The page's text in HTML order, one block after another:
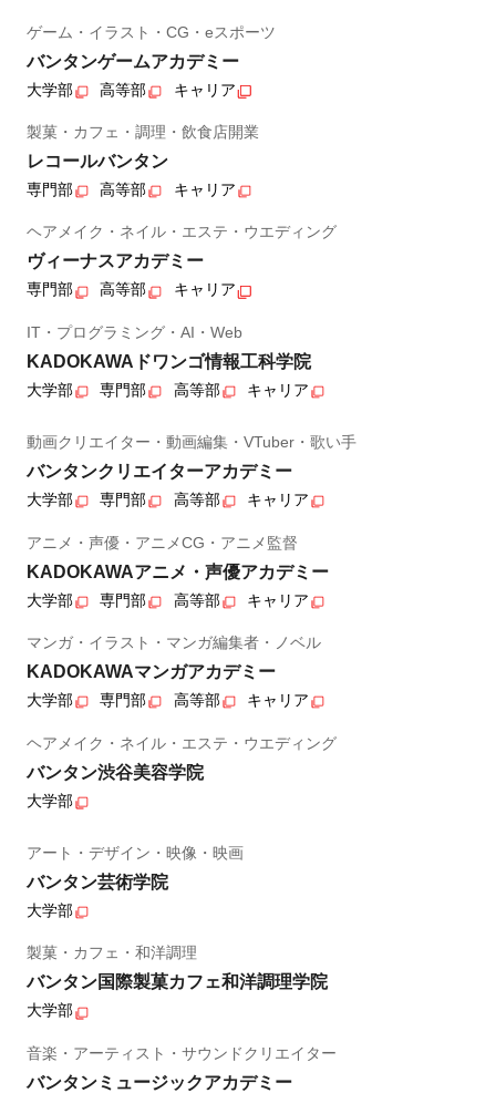
ゲーム・イラスト・CG・eスポーツ
バンタンゲームアカデミー
大学部 高等部 キャリア
製菓・カフェ・調理・飲食店開業
レコールバンタン
専門部 高等部 キャリア
ヘアメイク・ネイル・エステ・ウエディング
ヴィーナスアカデミー
専門部 高等部 キャリア
IT・プログラミング・AI・Web
KADOKAWAドワンゴ情報工科学院
大学部 専門部 高等部 キャリア
動画クリエイター・動画編集・VTuber・歌い手
バンタンクリエイターアカデミー
大学部 専門部 高等部 キャリア
アニメ・声優・アニメCG・アニメ監督
KADOKAWAアニメ・声優アカデミー
大学部 専門部 高等部 キャリア
マンガ・イラスト・マンガ編集者・ノベル
KADOKAWAマンガアカデミー
大学部 専門部 高等部 キャリア
ヘアメイク・ネイル・エステ・ウエディング
バンタン渋谷美容学院
大学部
アート・デザイン・映像・映画
バンタン芸術学院
大学部
製菓・カフェ・和洋調理
バンタン国際製菓カフェ和洋調理学院
大学部
音楽・アーティスト・サウンドクリエイター
バンタンミュージックアカデミー